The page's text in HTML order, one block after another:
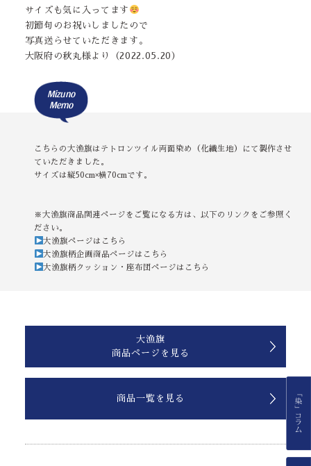
サイズも気に入ってます
初節句のお祝いしましたので
写真送らせていただきます。
大阪府の秋丸様より（2022.05.20）
こちらの大漁旗はテトロンツイル両面染め（化繊生地）にて製作させ
ていただきました。
サイズは縦50cm×横70cmです。
※大漁旗商品関連ページをご覧になる方は、以下のリンクをご参照く
ださい。
大漁旗ページはこちら
大漁旗柄企画商品ページはこちら
大漁旗柄クッション・座布団ページはこちら
Mizuno
Memo
商品一覧を見る
大漁旗
商品ページを見る